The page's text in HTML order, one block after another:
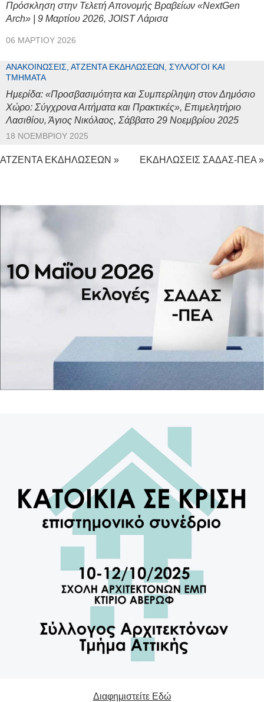
Πρόσκληση στην Τελετή Απονομής Βραβείων «NextGen
Arch» | 9 Μαρτίου 2026, JOIST Λάρισα
06 ΜΑΡΤΊΟΥ 2026
ΑΝΑΚΟΙΝΏΣΕΙΣ, ΑΤΖΈΝΤΑ ΕΚΔΗΛΏΣΕΩΝ, ΣΎΛΛΟΓΟΙ ΚΑΙ
ΤΜΉΜΑΤΑ
Ημερίδα: «Προσβασιμότητα και Συμπερίληψη στον Δημόσιο
Χώρο: Σύγχρονα Αιτήματα και Πρακτικές», Επιμελητήριο
Λασιθίου, Άγιος Νικόλαος, Σάββατο 29 Νοεμβρίου 2025
18 ΝΟΕΜΒΡΊΟΥ 2025
ΑΤΖΕΝΤΑ ΕΚΔΗΛΩΣΕΩΝ » ΕΚΔΗΛΩΣΕΙΣ ΣΑΔΑΣ-ΠΕΑ »
Διαφημιστείτε Εδώ